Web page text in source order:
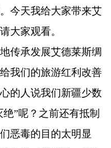
今天我给大家带来艾
大家观看。
承发展艾德莱斯绸
我们的旅游红利改善
的人说我们新疆少数
”呢？之前还有抵制
恶毒的目的太明显